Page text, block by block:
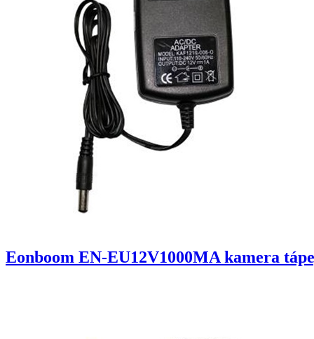
Eonboom EN-EU12V1000MA kamera